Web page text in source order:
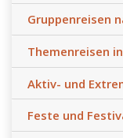
Gruppenreisen
Themenreisen
Aktiv- und
Feste und